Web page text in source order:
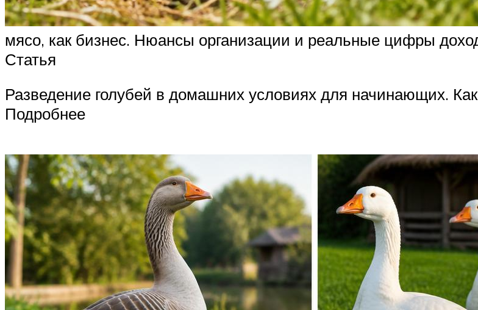
мясо, как бизнес. Нюансы организации и реальные цифры
Статья
Разведение голубей в домашних условиях для начинающих.
Подробнее